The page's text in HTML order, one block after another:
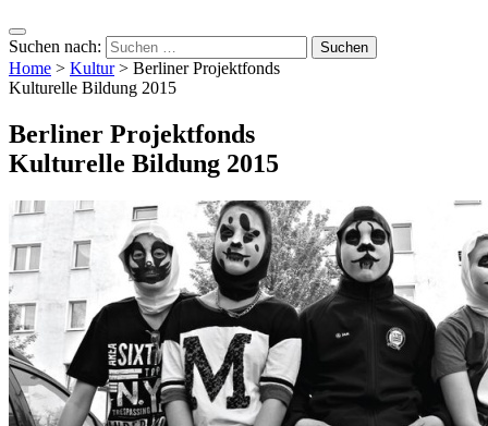
Suchen nach:
Home > Kultur> Berliner Projektfonds
Kulturelle Bildung 2015
Berliner Projektfonds
Kulturelle Bildung 2015